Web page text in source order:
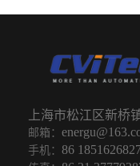
上海市松江区新桥
邮箱：
手机： 86